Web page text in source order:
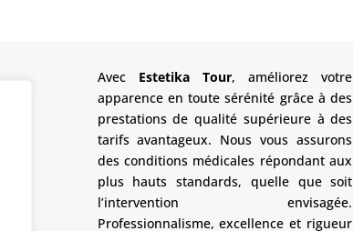
Avec Estetika Tour, améliorez votre
apparence en toute sérénité grâce à des
prestations de qualité supérieure à des
tarifs avantageux. Nous vous assurons
des conditions médicales répondant aux
plus hauts standards, quelle que soit
l’intervention envisagée.
Professionnalisme, excellence et rigueur